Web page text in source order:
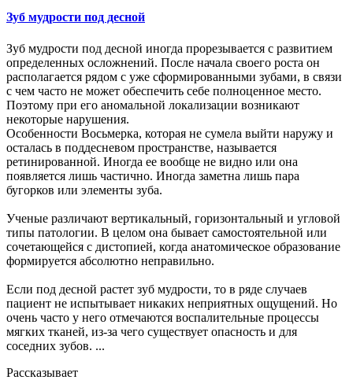
Зуб мудрости под десной
Зуб мудрости под десной иногда прорезывается с развитием
определенных осложнений. После начала своего роста он
располагается рядом с уже сформированными зубами, в связи
с чем часто не может обеспечить себе полноценное место.
Поэтому при его аномальной локализации возникают
некоторые нарушения.
Особенности Восьмерка, которая не сумела выйти наружу и
осталась в поддесневом пространстве, называется
ретинированной. Иногда ее вообще не видно или она
появляется лишь частично. Иногда заметна лишь пара
бугорков или элементы зуба.
Ученые различают вертикальный, горизонтальный и угловой
типы патологии. В целом она бывает самостоятельной или
сочетающейся с дистопией, когда анатомическое образование
формируется абсолютно неправильно.
Если под десной растет зуб мудрости, то в ряде случаев
пациент не испытывает никаких неприятных ощущений. Но
очень часто у него отмечаются воспалительные процессы
мягких тканей, из-за чего существует опасность и для
соседних зубов. ...
Рассказывает